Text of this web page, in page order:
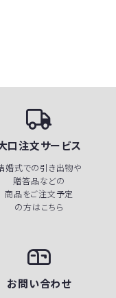
口注文サービス
婚式での引き出物や
贈答品などの
商品をご注文予定
の方はこちら
お問い合わせ